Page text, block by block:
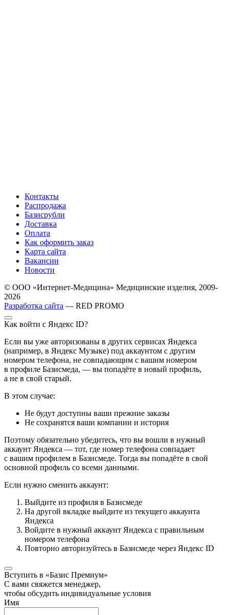
Контакты
Распродажа
Базисрубли
Доставка
Оплата
Как оформить заказ
Карта сайта
Вакансии
Новости
© ООО «Интернет-Медицина» Медицинские изделия, 2009-
2026
Разработка сайта — RED PROMO
Как войти с Яндекс ID?
Если вы уже авторизованы в других сервисах Яндекса
(например, в Яндекс Музыке) под аккаунтом с другим
номером телефона, не совпадающим с вашим номером
в профиле Базисмеда, — вы попадёте в новый профиль,
а не в свой старый.
В этом случае:
Не будут доступны ваши прежние заказы
Не сохранятся ваши компании и история
Поэтому обязательно убедитесь, что вы вошли в нужный
аккаунт Яндекса — тот, где номер телефона совпадает
с вашим профилем в Базисмеде. Тогда вы попадёте в свой
основной профиль со всеми данными.
Если нужно сменить аккаунт:
Выйдите из профиля в Базисмеде
На другой вкладке выйдите из текущего аккаунта
Яндекса
Войдите в нужный аккаунт Яндекса с правильным
номером телефона
Повторно авторизуйтесь в Базисмеде через Яндекс ID
Вступить в «Базис Премиум»
С вами свяжется менеджер,
чтобы обсудить индивидуальные условия
Имя